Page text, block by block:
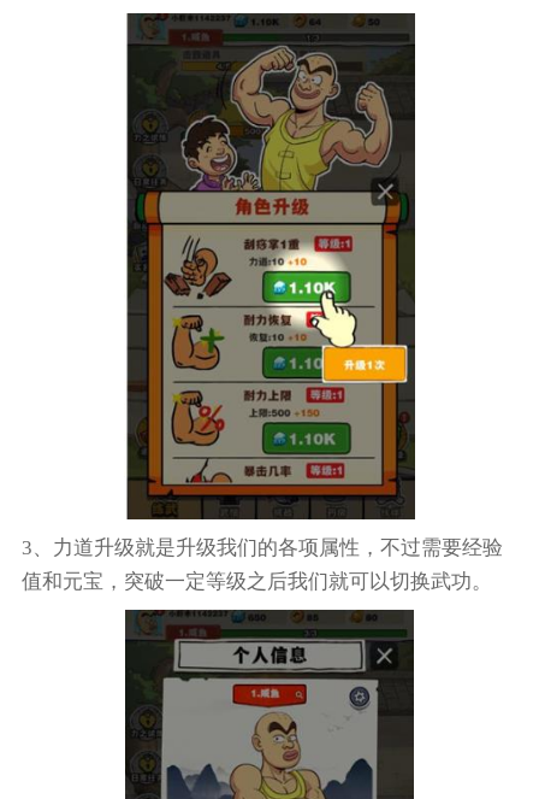
3、力道升级就是升级我们的各项属性，不过需要经验
值和元宝，突破一定等级之后我们就可以切换武功。